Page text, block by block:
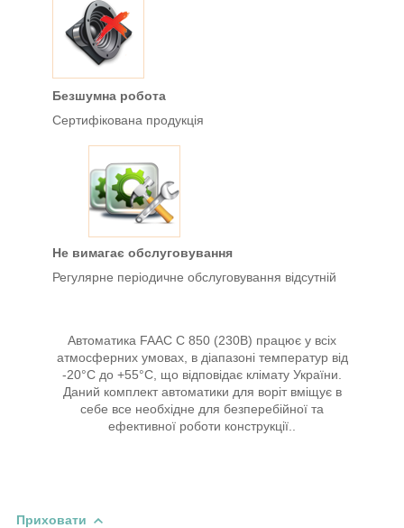
Безшумна робота
Сертифікована продукція
Не вимагає обслуговування
Регулярне періодичне обслуговування відсутній
Автоматика FAAC C 850 (230В) працює у всіх
атмосферних умовах, в діапазоні температур від
-20°С до +55°С, що відповідає клімату України.
Даний комплект автоматики для воріт вміщує в
себе все необхідне для безперебійної та
ефективної роботи конструкції..
Приховати